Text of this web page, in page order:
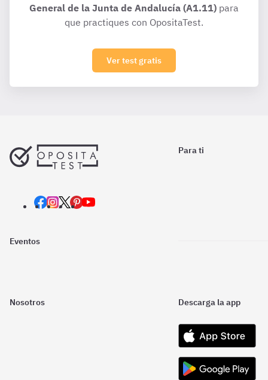
General de la Junta de Andalucía (A1.11) para
que practiques con OpositaTest.
Ver test gratis
Para ti
Eventos
Nosotros Descarga la app